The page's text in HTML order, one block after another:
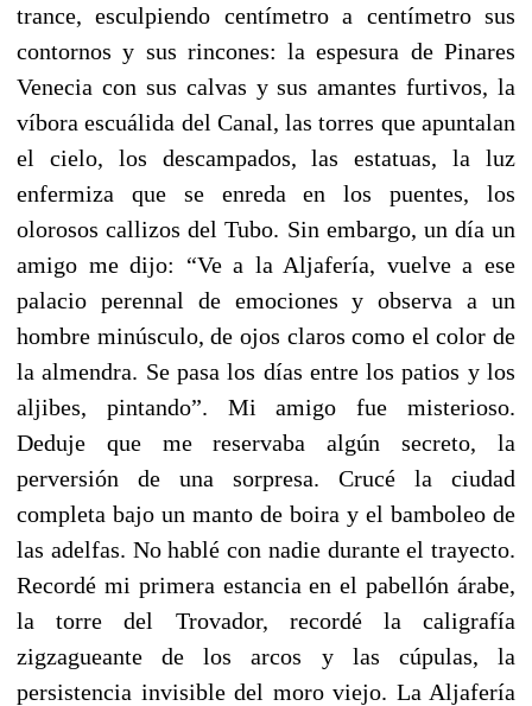
trance, esculpiendo centímetro a centímetro sus
contornos y sus rincones: la espesura de Pinares
Venecia con sus calvas y sus amantes furtivos, la
víbora escuálida del Canal, las torres que apuntalan
el cielo, los descampados, las estatuas, la luz
enfermiza que se enreda en los puentes, los
olorosos callizos del Tubo. Sin embargo, un día un
amigo me dijo: “Ve a la Aljafería, vuelve a ese
palacio perennal de emociones y observa a un
hombre minúsculo, de ojos claros como el color de
la almendra. Se pasa los días entre los patios y los
aljibes, pintando”. Mi amigo fue misterioso.
Deduje que me reservaba algún secreto, la
perversión de una sorpresa. Crucé la ciudad
completa bajo un manto de boira y el bamboleo de
las adelfas. No hablé con nadie durante el trayecto.
Recordé mi primera estancia en el pabellón árabe,
la torre del Trovador, recordé la caligrafía
zigzagueante de los arcos y las cúpulas, la
persistencia invisible del moro viejo. La Aljafería